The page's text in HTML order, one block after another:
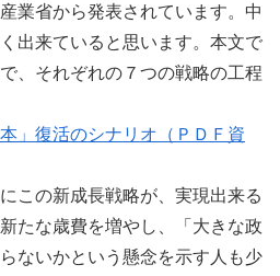
業省から発表されています。中
出来ていると思います。本文で
、それぞれの７つの戦略の工程
」復活のシナリオ（ＰＤＦ資
この新成長戦略が、実現出来る
たな歳費を増やし、「大きな政
ないかという懸念を示す人も少